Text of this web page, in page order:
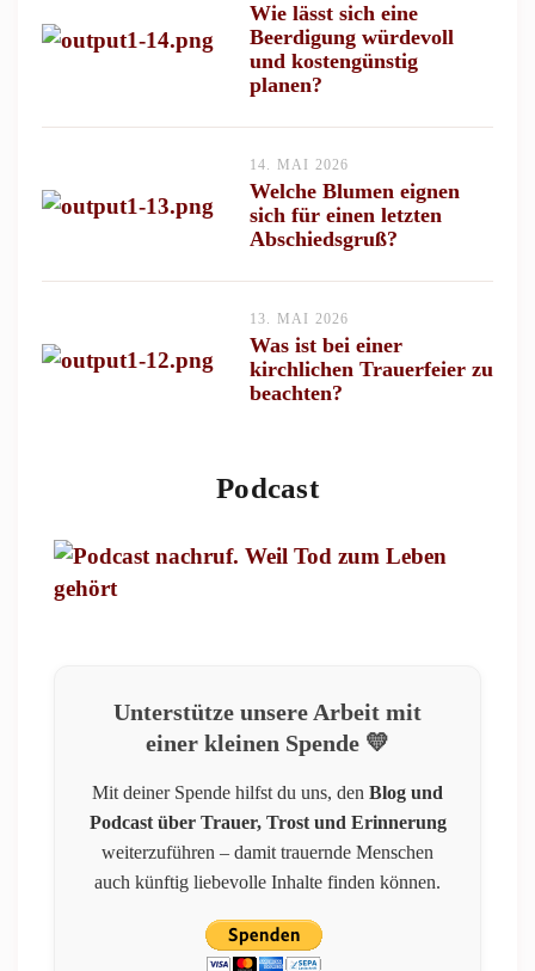
Wie lässt sich eine
Beerdigung würdevoll
und kostengünstig
planen?
14. MAI 2026
Welche Blumen eignen
sich für einen letzten
Abschiedsgruß?
13. MAI 2026
Was ist bei einer
kirchlichen Trauerfeier zu
beachten?
Podcast
Unterstütze unsere Arbeit mit
einer kleinen Spende 💛
Mit deiner Spende hilfst du uns, den Blog und
Podcast über Trauer, Trost und Erinnerung
weiterzuführen – damit trauernde Menschen
auch künftig liebevolle Inhalte finden können.